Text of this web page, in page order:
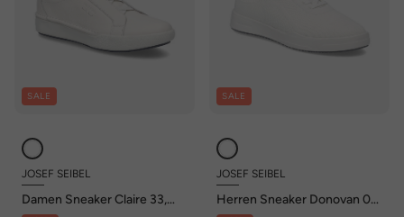
SALE
JOSEF SEIBEL
Damen Sneaker Claire 33,
weiss-silber
SALE
JOSEF SEIBEL
Herren Sneaker Donovan 02,
weiss